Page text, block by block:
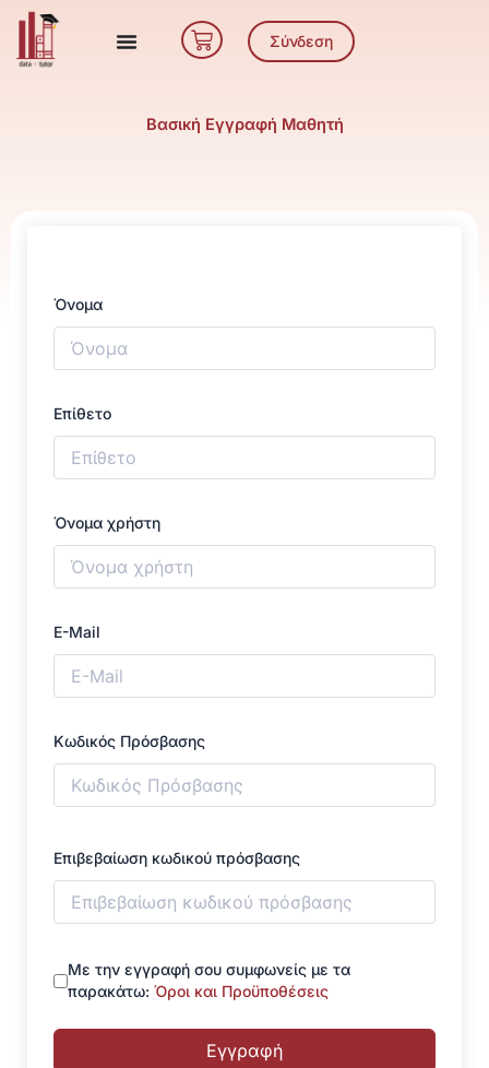
Μετάβαση
περιεχόμενο
Cart Σύνδεση
Βασική Εγγραφή Μαθητή
Όνομα
Επίθετο
Όνομα χρήστη
E-Mail
Κωδικός Πρόσβασης
Επιβεβαίωση κωδικού πρόσβασης
Με την εγγραφή σου συμφωνείς με τα
παρακάτω: Όροι και Προϋποθέσεις
Εγγραφή